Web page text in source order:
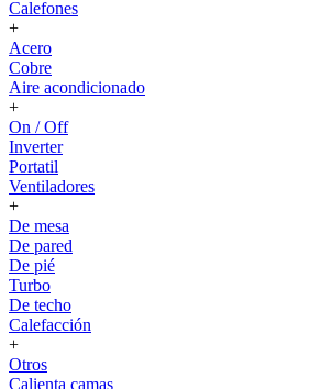
Calefones
+
Acero
Cobre
Aire acondicionado
+
On / Off
Inverter
Portatil
Ventiladores
+
De mesa
De pared
De pié
Turbo
De techo
Calefacción
+
Otros
Calienta camas